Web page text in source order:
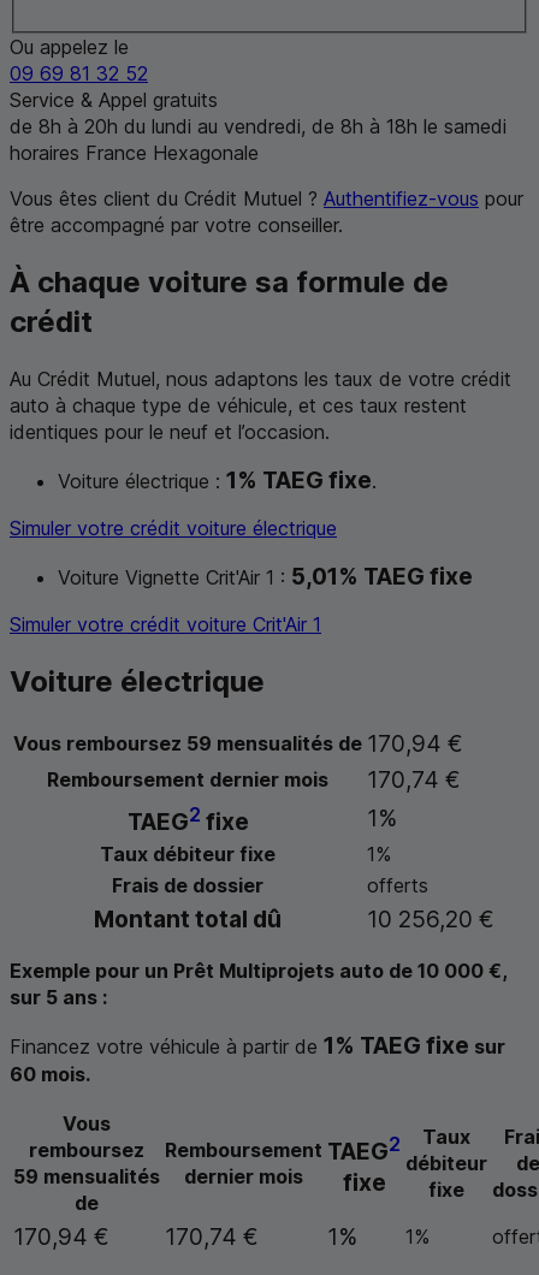
Ou appelez le
09 69 81 32 52
Service & Appel gratuits
de 8h à 20h du lundi au vendredi, de 8h à 18h le samedi
horaires France Hexagonale
Vous êtes client du Crédit Mutuel ? Authentifiez-vous pour
être accompagné par votre conseiller.
À chaque voiture sa formule de
crédit
Au Crédit Mutuel, nous adaptons les taux de votre crédit
auto à chaque type de véhicule, et ces taux restent
identiques pour le neuf et l’occasion.
Voiture électrique : 1% TAEG fixe.
Simuler votre crédit voiture électrique
Voiture Vignette Crit'Air 1 : 5,01% TAEG fixe
Simuler votre crédit voiture Crit'Air 1
Voiture électrique
Vous remboursez 59 mensualités de 170,94 €
Remboursement dernier mois
170,74 €
TAEG2 fixe 1%
Taux débiteur fixe
1%
Frais de dossier
offerts
Montant total dû 10 256,20 €
Exemple pour un Prêt Multiprojets auto de 10 000 €,
sur 5 ans :
Financez votre véhicule à partir de 1% TAEG fixe sur
60 mois.
Vous
remboursez
59 mensualités
de
Remboursement
dernier mois
TAEG2
fixe
Taux
débiteur
fixe
de
170,94 € 170,74 € 1% 1%